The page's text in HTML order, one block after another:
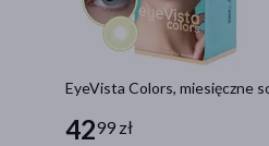
EyeVista Colors, miesięczne
4299 zł